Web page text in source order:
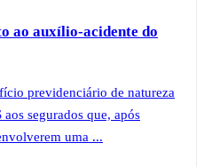
ao auxílio-acidente do
previdenciário de natureza
segurados que, após
uma ...